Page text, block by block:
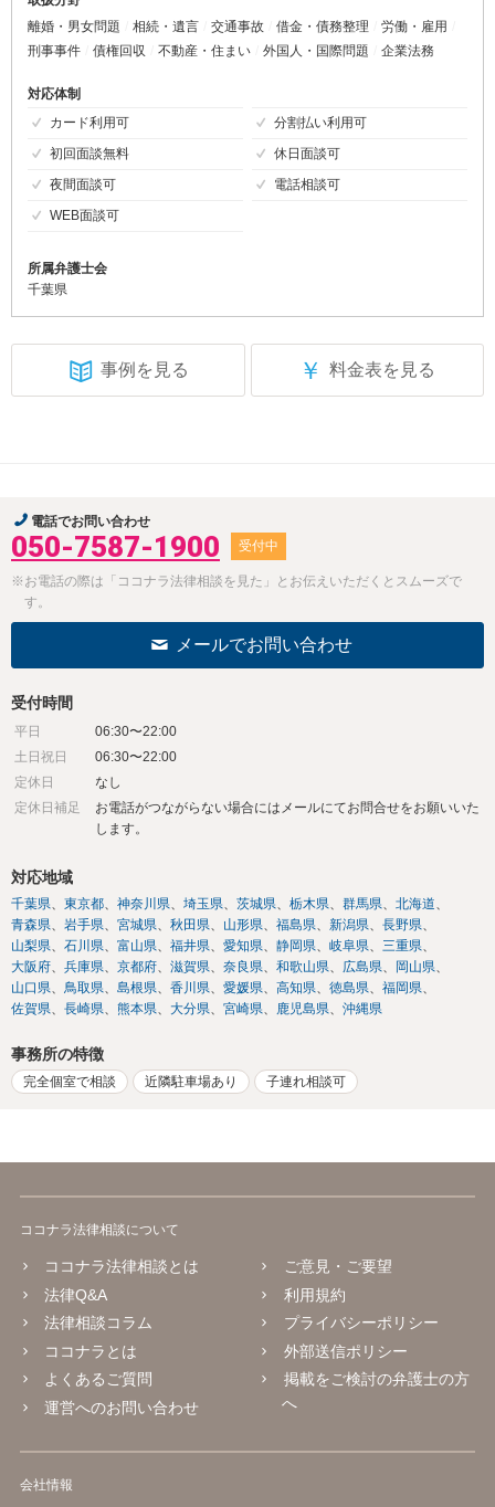
離婚・男女問題
相続・遺言 交通事故 借金・債務整理
労働・雇用
刑事事件
債権回収 不動産・住まい 外国人・国際問題 企業法務
対応体制
カード利用可
分割払い利用可
初回面談無料
休日面談可
夜間面談可
電話相談可
WEB面談可
所属弁護士会
千葉県
事例を見る ￥ 料金表を見る
電話でお問い合わせ
050-7587-1900 受付中
※お電話の際は「ココナラ法律相談を見た」とお伝えいただくとスムーズで
す。
メールでお問い合わせ
受付時間
平日
06:30〜22:00
土日祝日
06:30〜22:00
定休日
なし
定休日補足
お電話がつながらない場合にはメールにてお問合せをお願いいた
します。
対応地域
千葉県 東京都 神奈川県 埼玉県 茨城県 栃木県 群馬県
北海道
青森県
岩手県 宮城県 秋田県 山形県 福島県 新潟県
長野県
山梨県
石川県 富山県 福井県 愛知県 静岡県 岐阜県
三重県
大阪府
兵庫県 京都府 滋賀県 奈良県 和歌山県 広島県
岡山県
山口県
鳥取県 島根県 香川県 愛媛県 高知県 徳島県
福岡県
佐賀県
長崎県 熊本県 大分県 宮崎県 鹿児島県 沖縄県
事務所の特徴
完全個室で相談 近隣駐車場あり 子連れ相談可
ココナラ法律相談について
ココナラ法律相談とは
法律Q&A
法律相談コラム
ココナラとは
よくあるご質問
運営へのお問い合わせ
ご意見・ご要望
利用規約
プライバシーポリシー
外部送信ポリシー
掲載をご検討の弁護士の方
へ
会社情報